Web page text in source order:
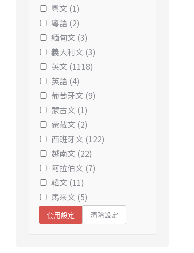
粵文 (1)
粵語 (2)
緬甸文 (3)
義大利文 (3)
英文 (1118)
英語 (4)
葡萄牙文 (9)
蒙古文 (1)
蒙藏文 (2)
西班牙文 (122)
越南文 (22)
阿拉伯文 (7)
韓文 (11)
馬來文 (5)
套用設定 清除設定